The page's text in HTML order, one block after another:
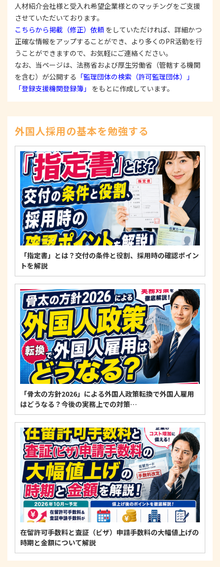
2. 安全対策の実施について
個人情報の正確性およびその利用の安全性を確保す
るため、情報セキュリティ対策を始めとする安全措
置を構築し、個人情報への不正アクセス、個人情報
の漏洩、滅失または毀損等の的確な防止とセキュリ
ティの是正に努めます。
3. 苦情および相談等に対する適正な対応について
本人からの苦情および相談があった場合には、適切
示、訂正、削除、または利用もしくは提供の停止等
を求められたときは、適法かつ遅滞なく応じます。
4. 法令・指針・規範の遵守について
適正な個人情報保護の実現のため、個人情報の取扱
いに関する法令、国が定める指針およびその他の規
範を遵守します。
個人情報に関するお問い合わせ窓口
〒125-0061東京都葛飾区亀有3-21-11 藍ビル202
TEL：0120-550-580
株式会社 アルフォース･ワン 個人情報保護担当
人材紹介会社様と受入れ希望企業様とのマッチングをご支援
させていただいております。
こちらから掲載（修正）依頼 をしていただければ、詳細かつ
正確な情報をアップすることができ、より多くのPR活動を行
うことができますので、お気軽にご連絡ください。
なお、当ページは、法務省および厚生労働省（管轄する機関
を含む）が公開する 「監理団体の検索（許可監理団体）」
「登録支援機関登録簿」
をもとに作成しています。
外国人採用の基本を勉強する
「指定書」とは？交付の条件と役割、採用時の確認ポイン
トを解説
「骨太の方針2026」による外国人政策転換で外国人雇用
はどうなる？今後の実務上での対策…
在留許可手数料と査証（ビザ）申請手数料の大幅値上げの
時期と金額について解説